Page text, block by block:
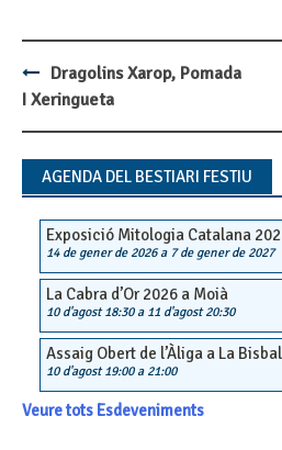
Post
navigation
Dragolins Xarop, Pomada
I Xeringueta
AGENDA DEL BESTIARI FESTIU
Exposició Mitologia Catalana
14 de gener de 2026a 7 de gener de 2027
La Cabra d’Or 2026 a Moià
10 d'agost 18:30a 11 d'agost 20:30
Assaig Obert de l’Àliga a La
10 d'agost 19:00a 21:00
Veure tots Esdeveniments